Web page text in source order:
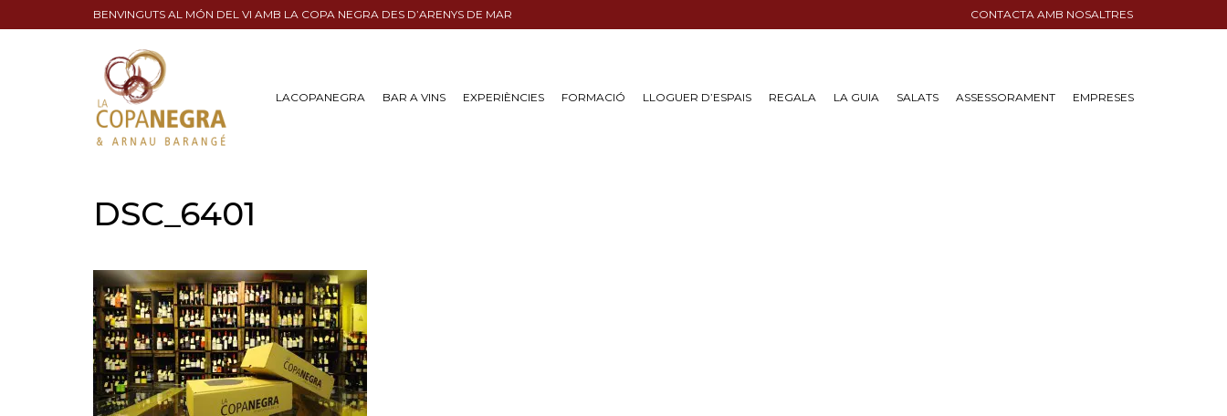
BENVINGUTS AL MÓN DEL VI AMB LA COPA NEGRA DES D’ARENYS DE MAR CONTACTA AMB NOSALTRES
LACOPANEGRA BAR A VINS EXPERIÈNCIES FORMACIÓ LLOGUER D’ESPAIS REGALA LA GUIA SALATS ASSESSORAMENT EMPRESES
DSC_6401